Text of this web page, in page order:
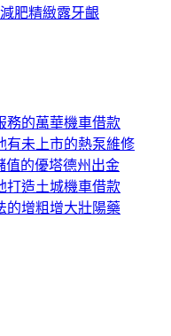
肥精緻露牙齦
務的萬華機車借款
有未上市的熱泵維修
值的優塔德州出金
打造土城機車借款
的增粗增大壯陽藥